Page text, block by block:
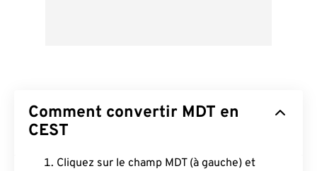
Comment convertir MDT en
CEST
Cliquez sur le champ MDT (à gauche) et